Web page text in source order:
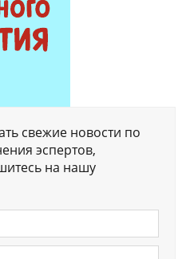
свежие новости по
эспертов,
на нашу